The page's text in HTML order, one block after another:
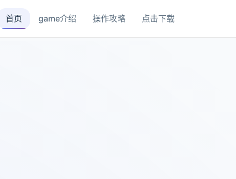
首页 game介绍 操作攻略 点击下载